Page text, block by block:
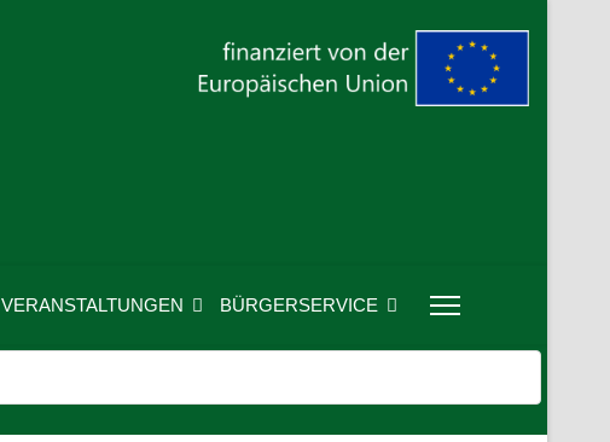
VERANSTALTUNGEN BÜRGERSERVICE